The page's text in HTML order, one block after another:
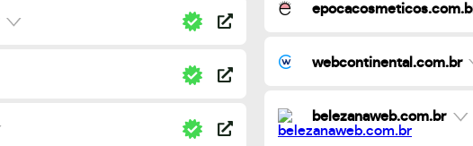
webcontinental.com.br
belezanaweb.com.br